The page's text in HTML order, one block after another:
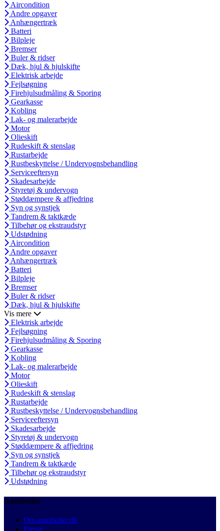
Aircondition
Andre opgaver
Anhængertræk
Batteri
Bilpleje
Bremser
Buler & ridser
Dæk, hjul & hjulskifte
Elektrisk arbejde
Fejlsøgning
Firehjulsudmåling & Sporing
Gearkasse
Kobling
Lak- og malerarbejde
Motor
Olieskift
Rudeskift & stenslag
Rustarbejde
Rustbeskyttelse / Undervognsbehandling
Serviceeftersyn
Skadesarbejde
Styretøj & undervogn
Støddæmpere & affjedring
Syn og synstjek
Tandrem & taktkæde
Tilbehør og ekstraudstyr
Udstødning
Aircondition
Andre opgaver
Anhængertræk
Batteri
Bilpleje
Bremser
Buler & ridser
Dæk, hjul & hjulskifte
Vis mere
Elektrisk arbejde
Fejlsøgning
Firehjulsudmåling & Sporing
Gearkasse
Kobling
Lak- og malerarbejde
Motor
Olieskift
Rudeskift & stenslag
Rustarbejde
Rustbeskyttelse / Undervognsbehandling
Serviceeftersyn
Skadesarbejde
Styretøj & undervogn
Støddæmpere & affjedring
Syn og synstjek
Tandrem & taktkæde
Tilbehør og ekstraudstyr
Udstødning
Autobutler
Om autobutler.dk
Presse